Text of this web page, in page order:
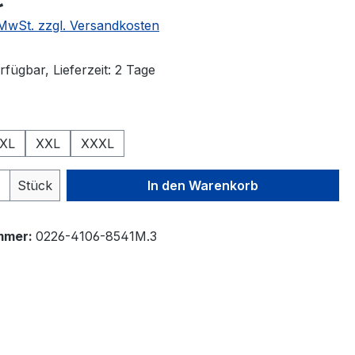
zzgl. Versandkosten
Lieferzeit: 2 Tage
XL XXL XXXL
Anzahl: Gib den gewünschten Wert
Stück In den Warenkorb
0226-4106-8541M.3